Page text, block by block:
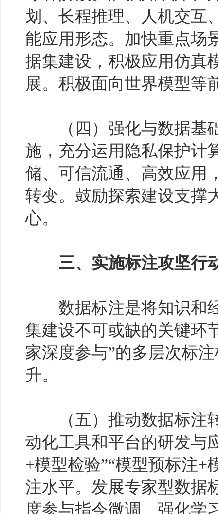
划、长程推理、人机交互
能应用形态。加快重点场
据集建设，积极应用仿真
展。积极面向世界模型等
（四）强化与数据基础
施，充分运用隐私保护计
储、可信流通、高效应用
转变。鼓励探索建设支撑
心。
三、实施标注攻坚行
数据标注是将知识和经
集建设不可或缺的关键环
家深度参与”的多层次标
升。
（五）推动数据标注转
动化工具和平台的研发与
+模型检验”“模型预标注+
注水平。发展专家型数据
度参与指令微调、强化学